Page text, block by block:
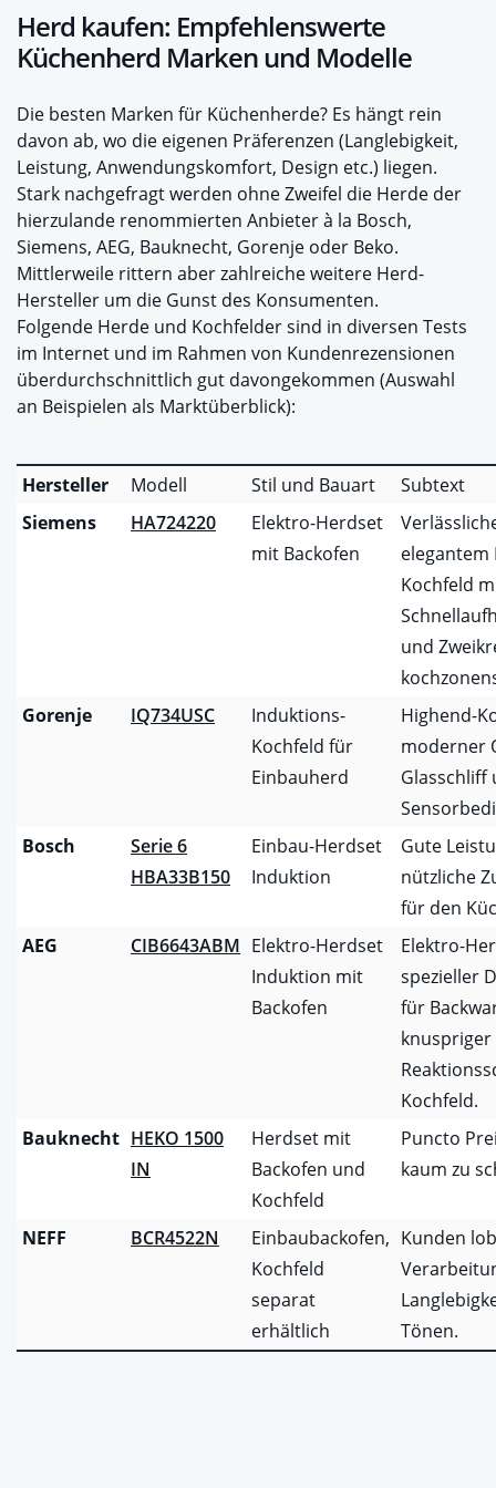
Herd kaufen: Empfehlenswerte
Küchenherd Marken und Modelle
Die besten Marken für Küchenherde? Es hängt rein
davon ab, wo die eigenen Präferenzen (Langlebigkeit,
Leistung, Anwendungskomfort, Design etc.) liegen.
Stark nachgefragt werden ohne Zweifel die Herde der
hierzulande renommierten Anbieter à la Bosch,
Siemens, AEG, Bauknecht, Gorenje oder Beko.
Mittlerweile rittern aber zahlreiche weitere Herd-
Hersteller um die Gunst des Konsumenten.
Folgende Herde und Kochfelder sind in diversen Tests
im Internet und im Rahmen von Kundenrezensionen
überdurchschnittlich gut davongekommen (Auswahl
an Beispielen als Marktüberblick):
Hersteller Modell Stil und Bauart
Subtext
Siemens
HA724220
Elektro-Herdset
mit Backofen
elegantem
Kochfeld
und
Gorenje
IQ734USC
Induktions-
Kochfeld für
Einbauherd
Highend-
moderner
Glasschliff
Bosch
Serie 6
HBA33B150
Einbau-Herdset
Induktion
Gute
nützliche
für den
AEG
CIB6643ABM Elektro-Herdset
Induktion mit
Backofen
Elektro-
spezieller
für
knuspriger
Kochfeld.
Bauknecht HEKO 1500
IN
Herdset mit
Backofen und
Kochfeld
Puncto
kaum zu
NEFF BCR4522N
Einbaubackofen,
Kochfeld
separat
erhältlich
Kunden
Tönen.